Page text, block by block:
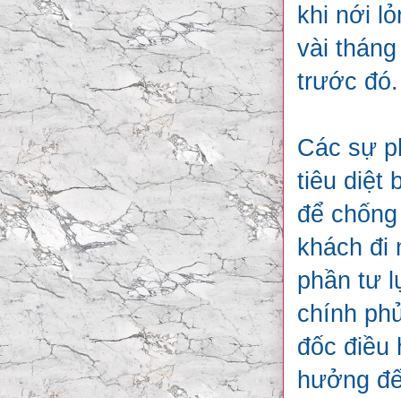
khi nới
vài
trước đó.
Các sự
tiêu diệt
để
khách đi
phần tư
chính
đốc điều
hưởng